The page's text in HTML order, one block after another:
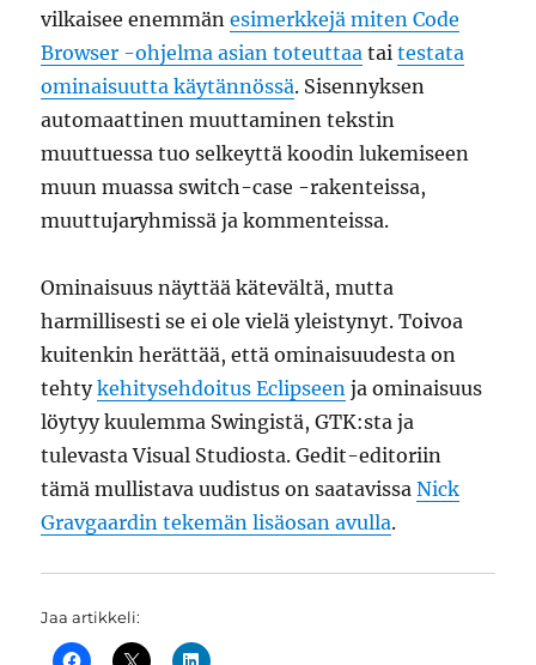
vilkaisee enemmänesimerkkejä miten Code
Browser -ohjelma asian toteuttaa taitestata
ominaisuutta käytännössä. Sisennyksen
automaattinen muuttaminen tekstin
muuttuessa tuo selkeyttä koodin lukemiseen
muun muassa switch-case -rakenteissa,
muuttujaryhmissä ja kommenteissa.
Ominaisuus näyttää kätevältä, mutta
harmillisesti se ei ole vielä yleistynyt. Toivoa
kuitenkin herättää, että ominaisuudesta on
tehtykehitysehdoitus Eclipseen ja ominaisuus
löytyy kuulemma Swingistä, GTK:sta ja
tulevasta Visual Studiosta. Gedit-editoriin
tämä mullistava uudistus on saatavissaNick
Gravgaardin tekemän lisäosan avulla.
Jaa artikkeli: